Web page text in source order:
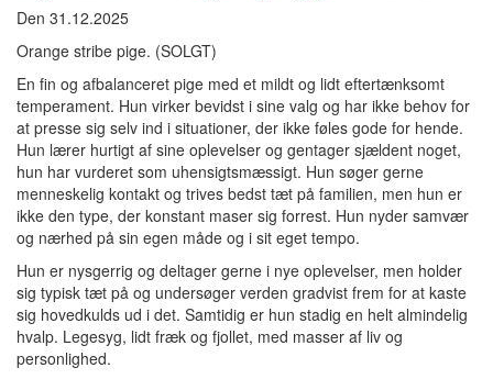
Den 31.12.2025
Orange stribe pige. (SOLGT)
En fin og afbalanceret pige med et mildt og lidt eftertænksomt
temperament. Hun virker bevidst i sine valg og har ikke behov for
at presse sig selv ind i situationer, der ikke føles gode for hende.
Hun lærer hurtigt af sine oplevelser og gentager sjældent noget,
hun har vurderet som uhensigtsmæssigt. Hun søger gerne
menneskelig kontakt og trives bedst tæt på familien, men hun er
ikke den type, der konstant maser sig forrest. Hun nyder samvær
og nærhed på sin egen måde og i sit eget tempo.
Hun er nysgerrig og deltager gerne i nye oplevelser, men holder
sig typisk tæt på og undersøger verden gradvist frem for at kaste
sig hovedkulds ud i det. Samtidig er hun stadig en helt almindelig
hvalp. Legesyg, lidt fræk og fjollet, med masser af liv og
personlighed.